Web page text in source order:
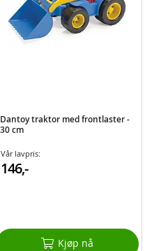
Dantoy traktor med frontlaster -
30 cm
Vår lavpris:
146,-
Kjøp nå